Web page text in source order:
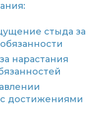
стыда за
нарастания
достижениями